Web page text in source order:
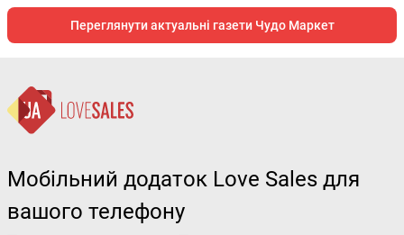
Переглянути актуальні газети Чудо Маркет
Мобільний додаток Love Sales для
вашого телефону